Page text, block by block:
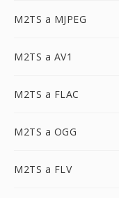
M2TS a MJPEG
M2TS a AV1
M2TS a FLAC
M2TS a OGG
M2TS a FLV